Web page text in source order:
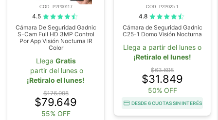
COD. P2P00117
4.5
Cámara De Seguridad Gadnic
S-Cam Full HD 3MP Control
Por App Visión Nocturna IR
Color
Llega Gratis
partir del lunes o
¡Retiralo el lunes!
$176.998
$79.649
55% OFF
COD. P2P025-1
4.8
Cámara de Seguridad Gadnic
C25-1 Domo Visión Nocturna
Llega a partir del lunes o
¡Retiralo el lunes!
$63.698
$31.849
50% OFF
DESDE 6 CUOTAS SIN INTERÉS